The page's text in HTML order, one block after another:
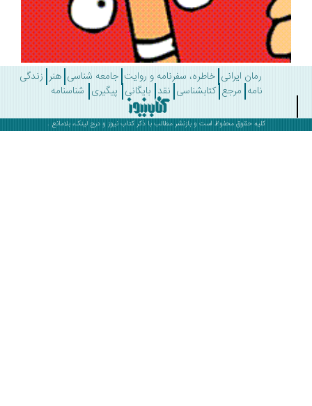
رمان ایرانی خاطره، سفرنامه و روایت جامعه شناسی هنر زندگی
مرجع کتابشناسی نقد بایگانی پیگیری شناسنامه
کلیه حقوق محفوظ است و بازنشر مطالب با ذکرکتاب نیوز و درج لینک، بلامانع .